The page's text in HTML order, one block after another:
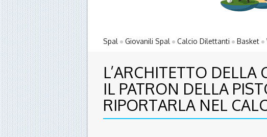
Spal Giovanili Spal Calcio Dilettanti Basket
L’ARCHITETTO DELLA
IL PATRON DELLA
RIPORTARLA NEL